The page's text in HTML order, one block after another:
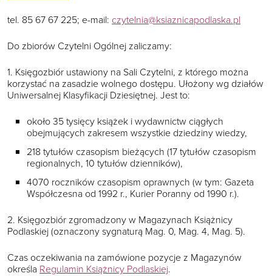
tel. 85 67 67 225; e-mail: czytelnia@ksiaznicapodlaska.pl
Do zbiorów Czytelni Ogólnej zaliczamy:
1. Księgozbiór ustawiony na Sali Czytelni, z którego można
korzystać na zasadzie wolnego dostępu. Ułożony wg działów
Uniwersalnej Klasyfikacji Dziesiętnej. Jest to:
około 35 tysięcy książek i wydawnictw ciągłych
obejmujących zakresem wszystkie dziedziny wiedzy,
218 tytułów czasopism bieżących (17 tytułów czasopism
regionalnych, 10 tytułów dzienników),
4070 roczników czasopism oprawnych (w tym: Gazeta
Współczesna od 1992 r., Kurier Poranny od 1990 r.).
2. Księgozbiór zgromadzony w Magazynach Książnicy
Podlaskiej (oznaczony sygnaturą Mag. 0, Mag. 4, Mag. 5).
Czas oczekiwania na zamówione pozycje z Magazynów
określa Regulamin Książnicy Podlaskiej.